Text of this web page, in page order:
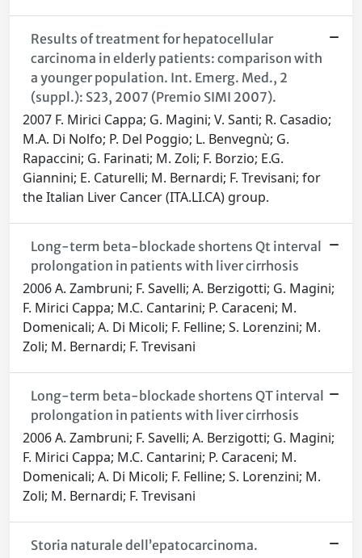
Results of treatment for hepatocellular
carcinoma in elderly patients: comparison with
a younger population. Int. Emerg. Med., 2
(suppl.): S23, 2007 (Premio SIMI 2007).
2007 F. Mirici Cappa; G. Magini; V. Santi; R. Casadio;
M.A. Di Nolfo; P. Del Poggio; L. Benvegnù; G.
Rapaccini; G. Farinati; M. Zoli; F. Borzio; E.G.
Giannini; E. Caturelli; M. Bernardi; F. Trevisani; for
the Italian Liver Cancer (ITA.LI.CA) group.
Long-term beta-blockade shortens Qt interval
prolongation in patients with liver cirrhosis
2006 A. Zambruni; F. Savelli; A. Berzigotti; G. Magini;
F. Mirici Cappa; M.C. Cantarini; P. Caraceni; M.
Domenicali; A. Di Micoli; F. Felline; S. Lorenzini; M.
Zoli; M. Bernardi; F. Trevisani
Long-term beta-blockade shortens QT interval
prolongation in patients with liver cirrhosis
2006 A. Zambruni; F. Savelli; A. Berzigotti; G. Magini;
F. Mirici Cappa; M.C. Cantarini; P. Caraceni; M.
Domenicali; A. Di Micoli; F. Felline; S. Lorenzini; M.
Zoli; M. Bernardi; F. Trevisani
Storia naturale dell’epatocarcinoma.